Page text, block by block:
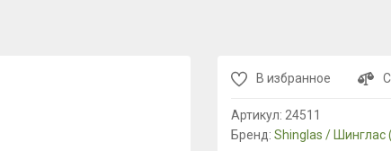
В избранное
Артикул: 24511
Бренд: Shinglas / Шинглас